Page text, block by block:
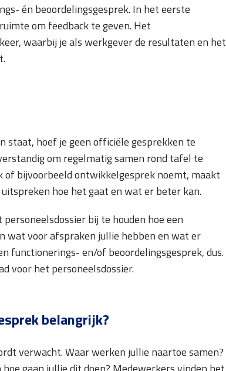
én beoordelingsgesprek. In het eerste
om feedback te geven. Het
waarbij je als werkgever de resultaten en het
staat, hoef je geen officiële gesprekken te
om regelmatig samen rond tafel te
of bijvoorbeeld ontwikkelgesprek noemt, maakt
hoe het gaat en wat er beter kan.
bij te houden hoe een
wat voor afspraken jullie hebben en wat er
functionerings- en/of beoordelingsgesprek, dus.
voor het personeelsdossier.
belangrijk?
verwacht. Waar werken jullie naartoe samen?